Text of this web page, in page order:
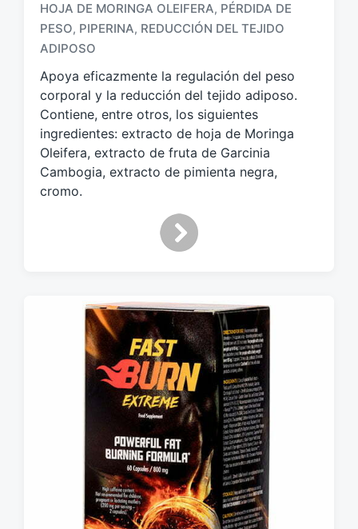
t
i
q
e
t
a
d
o
c
HOJA DE MORINGA OLEIFERA, PÉRDIDA DE
PESO, PIPERINA, REDUCCIÓN DEL TEJIDO
ADIPOSO
Apoya eficazmente la regulación del peso
corporal y la reducción del tejido adiposo.
Contiene, entre otros, los siguientes
ingredientes: extracto de hoja de Moringa
Oleifera, extracto de fruta de Garcinia
Cambogia, extracto de pimienta negra,
cromo.